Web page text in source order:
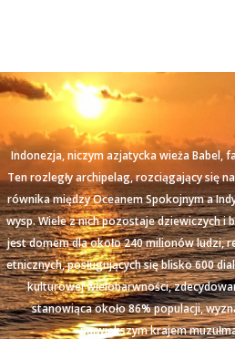
Indonezja, niczym azjatycka wieża Babel,
Ten rozległy archipelag, rozciągający się
równika między Oceanem Spokojnym a
wysp. Wiele z nich pozostaje dziewiczych i
jest domem dla około 240 milionów ludzi,
etnicznych, posługujących się blisko 600
kulturowej wielobarwności,
stanowiąca około 86% populacji,
największym krajem